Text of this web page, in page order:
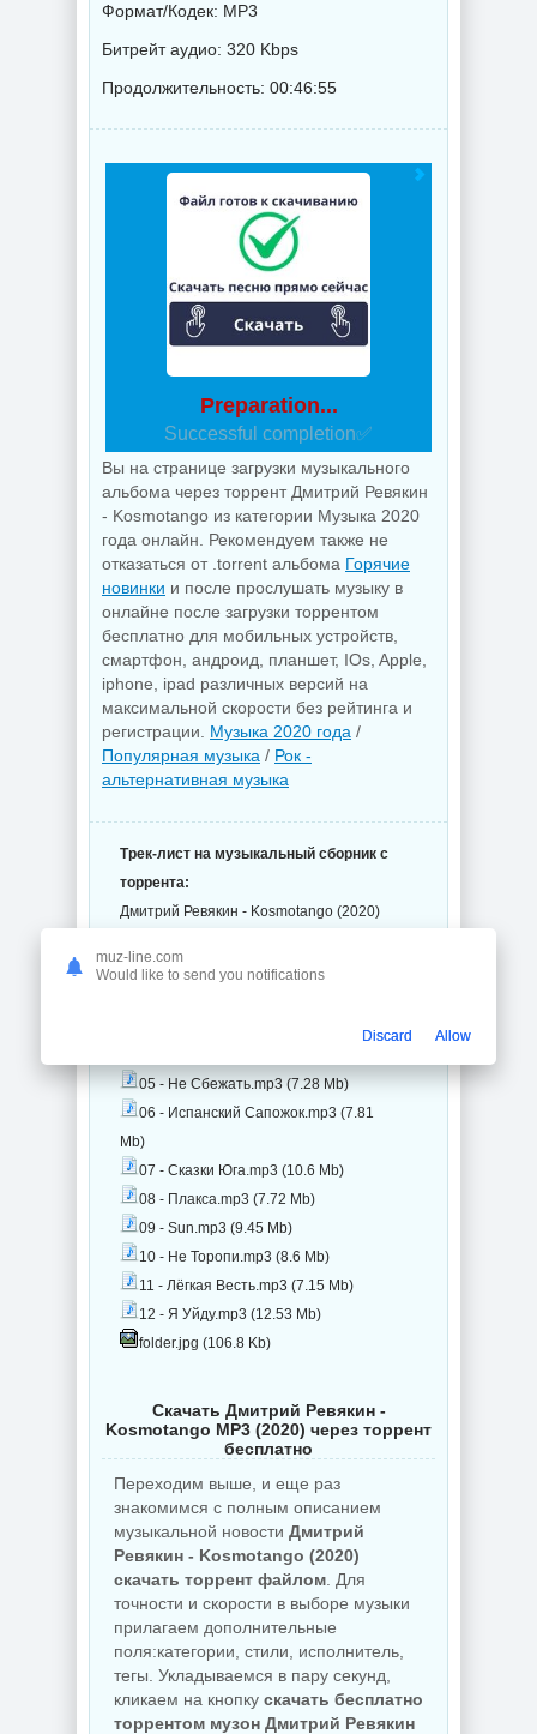
Формат/Кодек: MP3
Битрейт аудио: 320 Kbps
Продолжительность: 00:46:55
Preparation...
Successful completion✅
Вы на странице загрузки музыкального
альбома через торрент Дмитрий Ревякин
- Kosmotango из категории Музыка 2020
года онлайн. Рекомендуем также не
отказаться от .torrent альбома Горячие
новинки и после прослушать музыку в
онлайне после загрузки торрентом
бесплатно для мобильных устройств,
смартфон, андроид, планшет, IOs, Apple,
iphone, ipad различных версий на
максимальной скорости без рейтинга и
регистрации. Музыка 2020 года /
Популярная музыка / Рок -
альтернативная музыка
Трек-лист на музыкальный сборник с
торрента:
Дмитрий Ревякин - Kosmotango (2020)
01 - Мандарины.mp3 (6.92 Mb)
05 - Не Сбежать.mp3 (7.28 Mb)
06 - Испанский Сапожок.mp3 (7.81
Mb)
07 - Сказки Юга.mp3 (10.6 Mb)
08 - Плакса.mp3 (7.72 Mb)
09 - Sun.mp3 (9.45 Mb)
10 - Не Торопи.mp3 (8.6 Mb)
11 - Лёгкая Весть.mp3 (7.15 Mb)
12 - Я Уйду.mp3 (12.53 Mb)
folder.jpg (106.8 Kb)
Скачать Дмитрий Ревякин -
Kosmotango MP3 (2020) через торрент
бесплатно
Переходим выше, и еще раз
знакомимся с полным описанием
музыкальной новости Дмитрий
Ревякин - Kosmotango (2020)
скачать торрент файлом . Для
точности и скорости в выборе музыки
прилагаем дополнительные
поля:категории, стили, исполнитель,
тегы. Укладываемся в пару секунд,
кликаем на кнопку скачать бесплатно
торрентом музон Дмитрий Ревякин
muz-line.com
Would like to send you notifications
Discard Allow